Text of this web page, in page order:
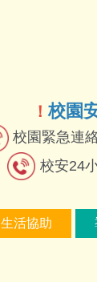
！校園
校園緊急連
校安24
生活協助